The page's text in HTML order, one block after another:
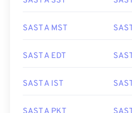
SAST A MST
SAST A EDT
SAST A IST